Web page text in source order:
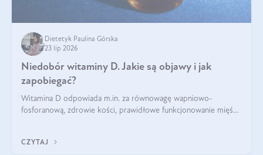
Dietetyk Paulina Górska
23 lip 2026
Niedobór witaminy D. Jakie są objawy i jak
zapobiegać?
Witamina D odpowiada m.in. za równowagę wapniowo-
fosforanową, zdrowie kości, prawidłowe funkcjonowanie mięśni
problemem.
CZYTAJ